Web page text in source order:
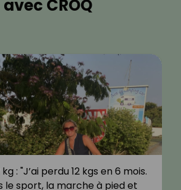
avec CROQ
: "J’ai perdu 12 kgs en 6 mois.
le sport, la marche à pied et